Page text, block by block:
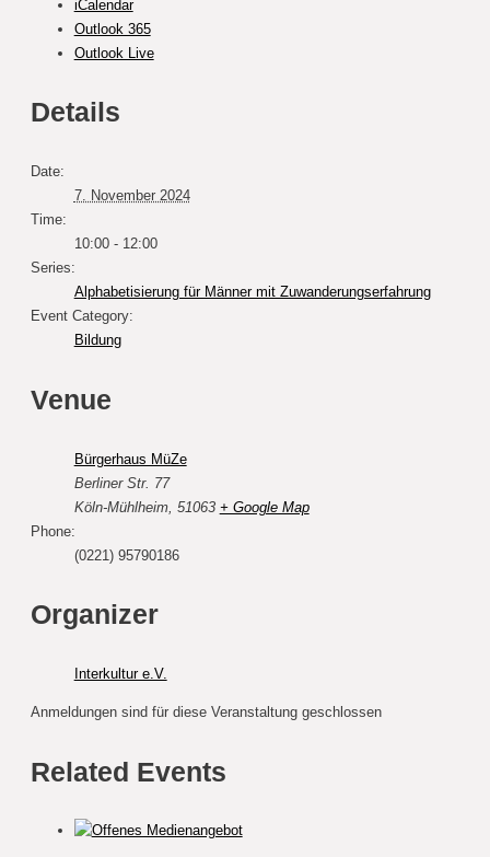
iCalendar
Outlook 365
Outlook Live
Details
Date:
7. November 2024
Time:
10:00 - 12:00
Series:
Alphabetisierung für Männer mit Zuwanderungserfahrung
Event Category:
Bildung
Venue
Bürgerhaus MüZe
Berliner Str. 77
Köln-Mühlheim, 51063 + Google Map
Phone:
(0221) 95790186
Organizer
Interkultur e.V.
Anmeldungen sind für diese Veranstaltung geschlossen
Related Events